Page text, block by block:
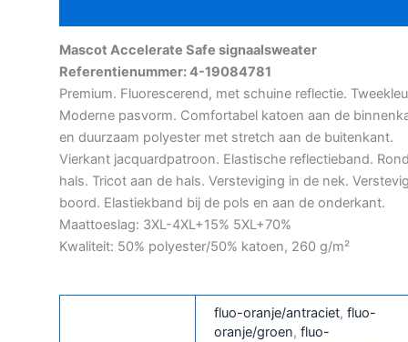
Mascot Accelerate Safe signaalsweater
Referentienummer: 4-19084781
Premium. Fluorescerend, met schuine reflectie.
Moderne pasvorm. Comfortabel katoen aan de
en duurzaam polyester met stretch aan de buitenkant.
Vierkant jacquardpatroon. Elastische reflectieband.
hals. Tricot aan de hals. Versteviging in de nek.
boord. Elastiekband bij de pols en aan de onderkant.
Maattoeslag: 3XL-4XL+15% 5XL+70%
Kwaliteit: 50% polyester/50% katoen, 260 g/m²
fluo-oranje/antraciet, fluo-
oranje/groen, fluo-